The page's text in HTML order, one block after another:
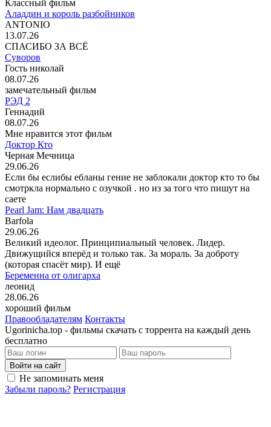
Классный фильм
Аладдин и король разбойников
ANTONIO
13.07.26
СПАСИБО ЗА ВСЁ
Суворов
Гость николай
08.07.26
замечательный фильм
РЭД 2
Геннадий
08.07.26
Мне нравится этот фильм
Доктор Кто
Черная Мечница
29.06.26
Если бы еслибы ебланы гение не заблокали доктор кто то бы
смотркла нормально с озучкой . но из за того что пишут на
саете
Pearl Jam: Нам двадцать
Barfola
29.06.26
Великий идеолог. Принципиальный человек. Лидер.
Движущийся вперёд и только так. За мораль. За доброту
(которая спасёт мир). И ещё
Беременна от олигарха
леонид
28.06.26
хороший фильм
Правообладателям Контакты
Ugorinicha.top - фильмы скачать с торрента на каждый день
бесплатно
Войти на сайт
Не запоминать меня
Забыли пароль? Регистрация